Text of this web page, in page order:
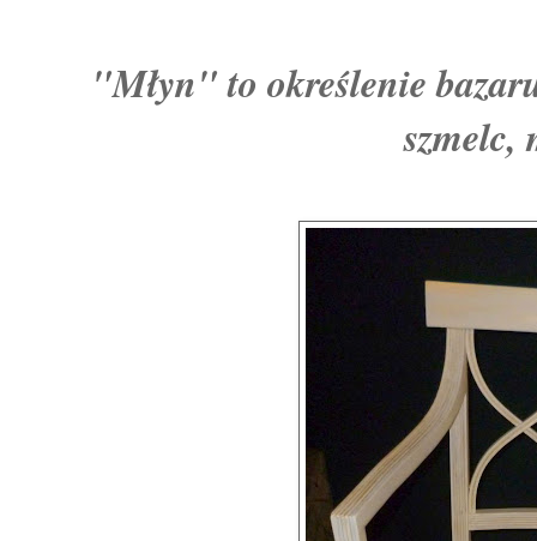
"Młyn" to określenie
szmelc,